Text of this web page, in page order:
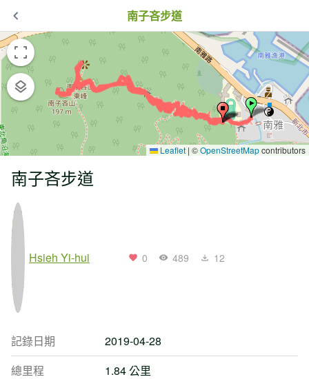
南子吝步道
Leaflet | ©OpenStreetMapcontributors
南子吝步道
Hsieh Yi-hui 0 489 12
記錄日期
2019-04-28
總里程
1.84 公里